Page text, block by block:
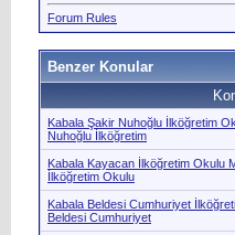
Forum Rules
Benzer Konular
Kabala Şakir Nuhoğlu İlköğretim
Nuhoğlu İlköğretim
Kabala Kayacan İlköğretim Okulu
İlköğretim Okulu
Kabala Beldesi Cumhuriyet
Beldesi Cumhuriyet